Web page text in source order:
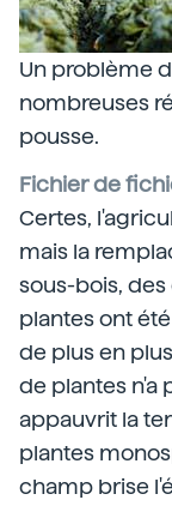
Un problème
nombreuses
pousse.
Fichier de
Certes,
mais la
sous-bois, des
plantes ont
de plus en
de plantes n'a
appauvrit la
plantes
champ brise